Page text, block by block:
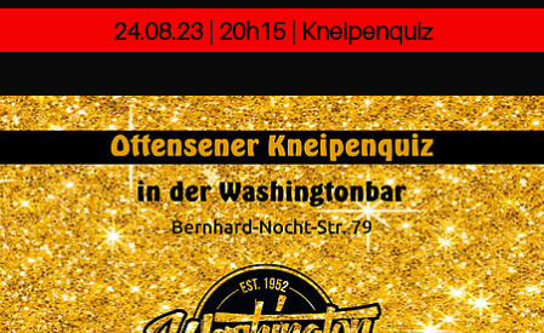
24.08.23 | 20h15 | Kneipenquiz